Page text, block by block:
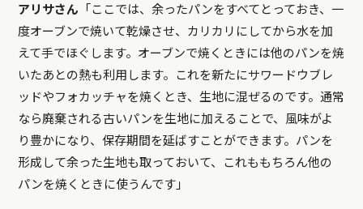
アリサさん 「ここでは、余ったパンをすべてとっておき、一
度オーブンで焼いて乾燥させ、カリカリにしてから水を加
えて手でほぐします。オーブンで焼くときには他のパンを焼
いたあとの熱も利用します。これを新たにサワードウブレ
ッドやフォカッチャを焼くとき、生地に混ぜるのです。通常
なら廃棄される古いパンを生地に加えることで、風味がよ
り豊かになり、保存期間を延ばすことができます。パンを
形成して余った生地も取っておいて、これももちろん他の
パンを焼くときに使うんです」